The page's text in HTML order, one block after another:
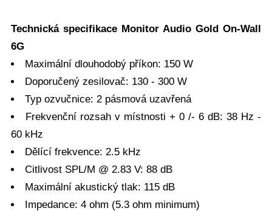
Technická specifikace Monitor Audio Gold On-Wall
6G
Maximální dlouhodobý příkon: 150 W
Doporučený zesilovač: 130 - 300 W
Typ ozvučnice: 2 pásmová uzavřená
Frekvenční rozsah v místnosti + 0 /- 6 dB: 38 Hz -
60 kHz
Dělící frekvence: 2.5 kHz
Citlivost SPL/M @ 2.83 V: 88 dB
Maximální akustický tlak: 115 dB
Impedance: 4 ohm (5.3 ohm minimum)